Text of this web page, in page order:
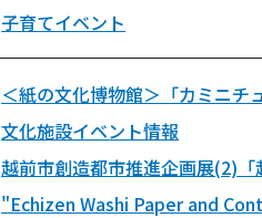
子育てイベント
＜紙の文化博物館＞「カミニチ
文化施設イベント情報
越前市創造都市推進企画展(2)「
"Echizen Washi Paper and